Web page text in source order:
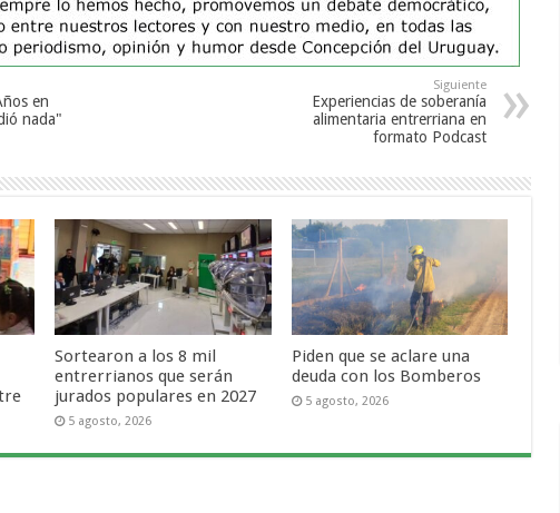
en
nada"
Siguiente
Experiencias de soberanía
alimentaria entrerriana en
formato Podcast
Sortearon a los 8 mil
entrerrianos que serán
jurados populares en 2027
5 agosto, 2026
Piden que se aclare una
deuda con los Bomberos
5 agosto, 2026